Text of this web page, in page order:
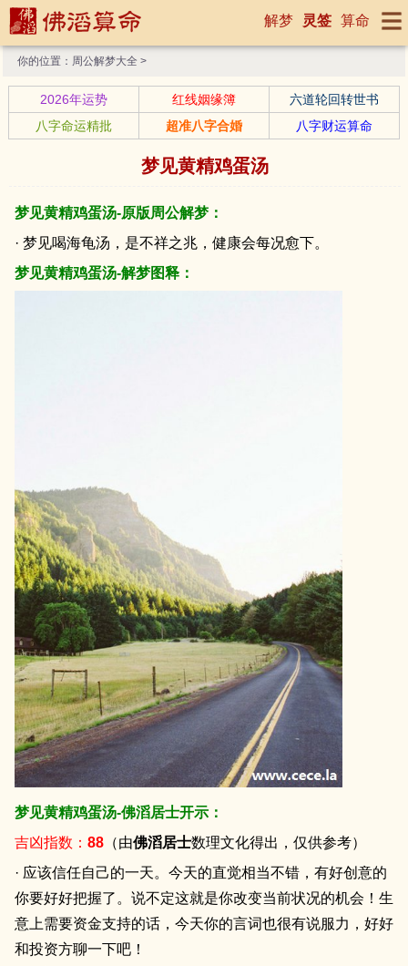
解梦 灵签 算命
你的位置： 周公解梦大全 >
2026年运势 红线姻缘簿
六道轮回转世书
八字命运精批
超准八字合婚 八字财运算命
梦见黄精鸡蛋汤
梦见黄精鸡蛋汤-原版周公解梦：
· 梦见喝海龟汤，是不祥之兆，健康会每况愈下。
梦见黄精鸡蛋汤-解梦图释：
梦见黄精鸡蛋汤-佛滔居士开示：
吉凶指数： 88 （由佛滔居士数理文化得出，仅供参考）
· 应该信任自己的一天。今天的直觉相当不错，有好创意的
你要好好把握了。说不定这就是你改变当前状况的机会！生
意上需要资金支持的话，今天你的言词也很有说服力，好好
和投资方聊一下吧！